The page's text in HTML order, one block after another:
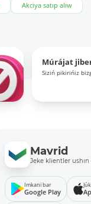
Akciya satıp alıw
Múrájat
Siziń pikirińiz
Mavrid
Jeke klientler ushın
Imkani bar
Google Play